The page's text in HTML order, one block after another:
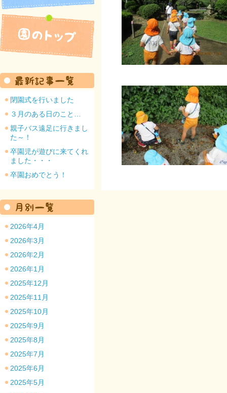
園の紹介
スケジュール
活動ブログ
園のトップ
閉園式を行いました
３月のある日のこと…
親子バス遠足に行きまし
た～！
卒園児が遊びに来てくれ
ました・・・
卒園おめでとう！
2026年4月
2026年3月
2026年2月
2026年1月
2025年12月
2025年11月
2025年10月
2025年9月
2025年8月
2025年7月
2025年6月
2025年5月